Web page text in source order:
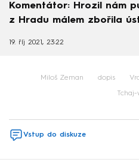
Komentátor: Hrozil nám
z Hradu málem zbořila
19. říj 2021, 23:22
Miloš Zeman dopis
Tchaj-
Vstup do diskuze